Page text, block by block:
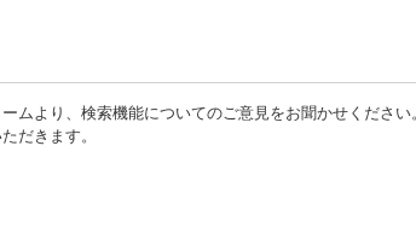
ムより、検索機能についてのご意見をお聞かせください
だきます。